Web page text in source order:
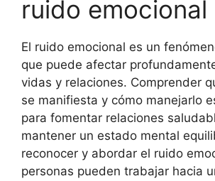
ruido emocional
El ruido emocional es un
que puede afectar
vidas y relaciones. Comprender
se manifiesta y cómo manejarlo
para fomentar relaciones
mantener un estado mental
reconocer y abordar el ruido
personas pueden trabajar hacia